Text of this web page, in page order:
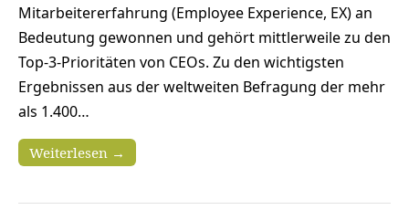
Mitarbeitererfahrung (Employee Experience, EX) an
Bedeutung gewonnen und gehört mittlerweile zu den
Top-3-Prioritäten von CEOs. Zu den wichtigsten
Ergebnissen aus der weltweiten Befragung der mehr
als 1.400…
Weiterlesen →